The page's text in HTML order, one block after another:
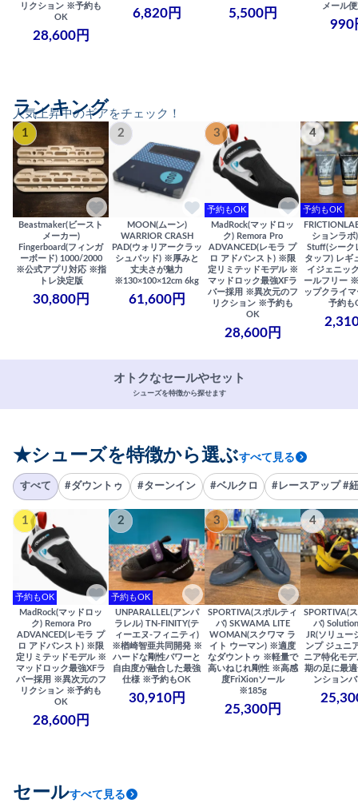
リクション ※予約も
OK
28,600円
6,820円 5,500円
メール
990
人気上昇中のギアをチェック！
ランキング
1
Beastmaker(ビースト
メーカー)
Fingerboard(フィンガ
ーボード) 1000/2000
※公式アプリ対応 ※指
トレ決定版
30,800円
2
MOON(ムーン)
WARRIOR CRASH
PAD(ウォリアークラッ
シュパッド) ※厚みと
丈夫さが魅力
※130×100×12cm 6kg
61,600円
3
予約もOK
MadRock(マッドロッ
ク) Remora Pro
ADVANCED(レモラ プ
ロ アドバンスト) ※限
定リミテッドモデル ※
マッドロック最強XFラ
バー採用 ※異次元のフ
リクション ※予約も
OK
28,600円
4
予約もOK
ションラボ
Stuff(シーク
タッフ) レギ
イジェニッ
ールフリー
ップクライ
予約も
オトクなセールやセット
シューズを特徴から探せます
★シューズを特徴から選ぶすべて見る
すべて #ダウントゥ #ターンイン #ベルクロ #レースアップ #
1
予約もOK
MadRock(マッドロッ
ク) Remora Pro
ADVANCED(レモラ プ
ロ アドバンスト) ※限
定リミテッドモデル ※
マッドロック最強XFラ
バー採用 ※異次元のフ
リクション ※予約も
OK
28,600円
2
予約もOK
UNPARALLEL(アンパ
ラレル) TN-FINITY(テ
ィーエヌ-フィニティ)
※楢崎智亜共同開発 ※
ハードな剛性パワーと
自由度が融合した最強
仕様 ※予約もOK
30,910円
3
SPORTIVA(スポルティ
バ) SKWAMA LITE
WOMAN(スクワマ ラ
イト ウーマン) ※適度
なダウントゥ ※軽量で
高いねじれ剛性 ※高感
度FriXionソール
※185g
25,300円
4
SPORTIVA(
バ)
JR(ソリュー
ンプ ジュニ
ニア特化モ
期の足に最
ンション
セールすべて見る